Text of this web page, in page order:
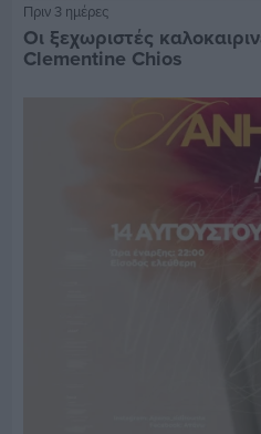
Πριν 3 ημέρες
Οι ξεχωριστές
Clementine Chios